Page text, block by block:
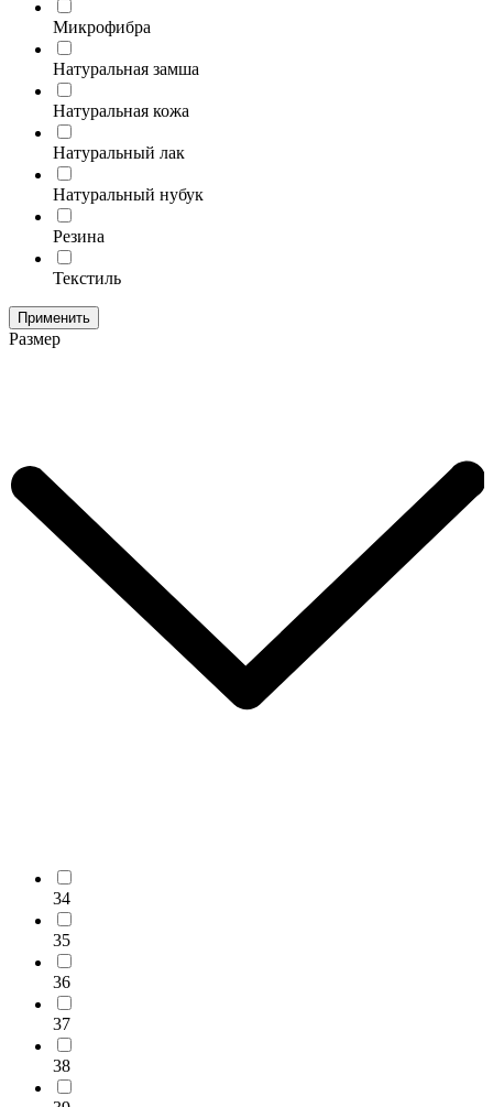
Микрофибра
Натуральная замша
Натуральная кожа
Натуральный лак
Натуральный нубук
Резина
Текстиль
Применить
Размер
34
35
36
37
38